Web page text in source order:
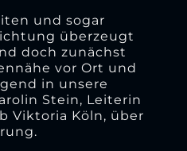
und sogar
überzeugt
doch zunächst
vor Ort und
in unsere
Stein, Leiterin
Viktoria Köln, über